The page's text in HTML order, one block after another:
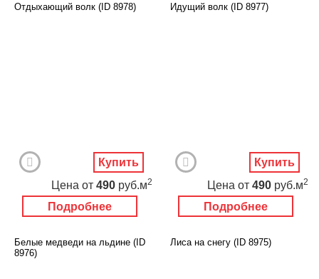
Отдыхающий волк (ID 8978)
Подробнее
Цена от 490 руб.м2
Купить
Идущий волк (ID 8977)
Подробнее
Цена от 490 руб.м2
Купить
Белые медведи на льдине (ID
8976)
Лиса на снегу (ID 8975)